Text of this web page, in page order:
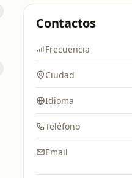
Contactos
Frecuencia
Ciudad
Idioma
Teléfono
Email